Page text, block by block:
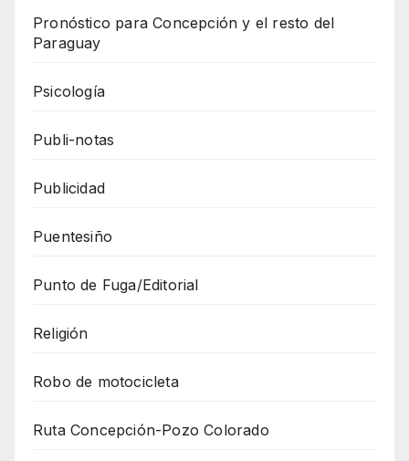
Pronóstico para Concepción y el resto del
Paraguay
Psicología
Publi-notas
Publicidad
Puentesiño
Punto de Fuga/Editorial
Religión
Robo de motocicleta
Ruta Concepción-Pozo Colorado